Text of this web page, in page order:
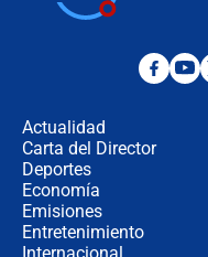
Actualidad
Carta del Director
Deportes
Economía
Emisiones
Entretenimiento